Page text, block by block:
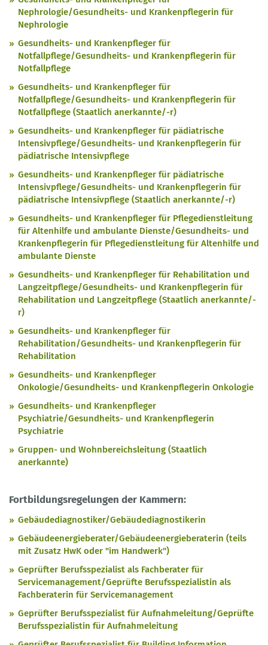
Nephrologie/Gesundheits- und Krankenpflegerin für
Nephrologie
Gesundheits- und Krankenpfleger für
Notfallpflege/Gesundheits- und Krankenpflegerin für
Notfallpflege
Gesundheits- und Krankenpfleger für
Notfallpflege/Gesundheits- und Krankenpflegerin für
Notfallpflege (Staatlich anerkannte/-r)
Gesundheits- und Krankenpfleger für pädiatrische
Intensivpflege/Gesundheits- und Krankenpflegerin für
pädiatrische Intensivpflege
Gesundheits- und Krankenpfleger für pädiatrische
Intensivpflege/Gesundheits- und Krankenpflegerin für
pädiatrische Intensivpflege (Staatlich anerkannte/-r)
Gesundheits- und Krankenpfleger für Pflegedienstleitung
für Altenhilfe und ambulante Dienste/Gesundheits- und
Krankenpflegerin für Pflegedienstleitung für Altenhilfe und
ambulante Dienste
Gesundheits- und Krankenpfleger für Rehabilitation und
Langzeitpflege/Gesundheits- und Krankenpflegerin für
Rehabilitation und Langzeitpflege (Staatlich anerkannte/-
r)
Gesundheits- und Krankenpfleger für
Rehabilitation/Gesundheits- und Krankenpflegerin für
Rehabilitation
Gesundheits- und Krankenpfleger
Onkologie/Gesundheits- und Krankenpflegerin Onkologie
Gesundheits- und Krankenpfleger
Psychiatrie/Gesundheits- und Krankenpflegerin
Psychiatrie
Gruppen- und Wohnbereichsleitung (Staatlich
anerkannte)
Fortbildungsregelungen der Kammern:
Gebäudediagnostiker/Gebäudediagnostikerin
Gebäudeenergieberater/Gebäudeenergieberaterin (teils
mit Zusatz HwK oder "im Handwerk")
Geprüfter Berufsspezialist als Fachberater für
Servicemanagement/Geprüfte Berufsspezialistin als
Fachberaterin für Servicemanagement
Geprüfter Berufsspezialist für Aufnahmeleitung/Geprüfte
Berufsspezialistin für Aufnahmeleitung